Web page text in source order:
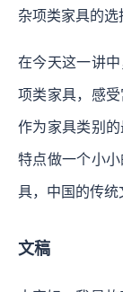
杂项类家具的选
在今天这一讲
项类家具，感
作为家具类别
特点做一个小
具，中国的传统
文稿